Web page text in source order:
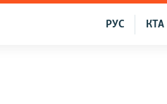
КТА
РУС